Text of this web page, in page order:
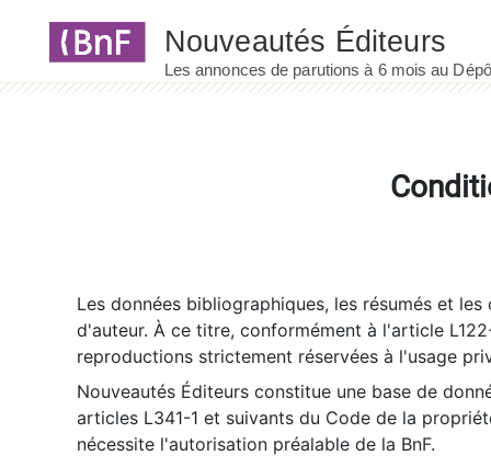
Les données bibliographiques, les résumés et
d'auteur. À ce titre, conformément à l'article
reproductions strictement réservées à l'usage
Nouveautés Éditeurs constitue une base de
articles L341-1 et suivants du Code de la
nécessite l'autorisation préalable de la BnF.